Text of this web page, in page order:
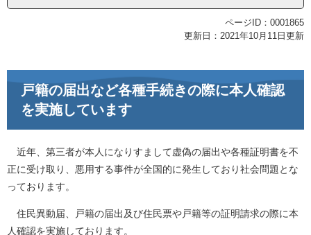
ページID：0001865
更新日：2021年10月11日更新
戸籍の届出など各種手続きの際に本人確認
を実施しています
近年、第三者が本人になりすまして虚偽の届出や各種証明書を不
正に受け取り、悪用する事件が全国的に発生しており社会問題とな
っております。
住民異動届、戸籍の届出及び住民票や戸籍等の証明請求の際に本
人確認を実施しております。